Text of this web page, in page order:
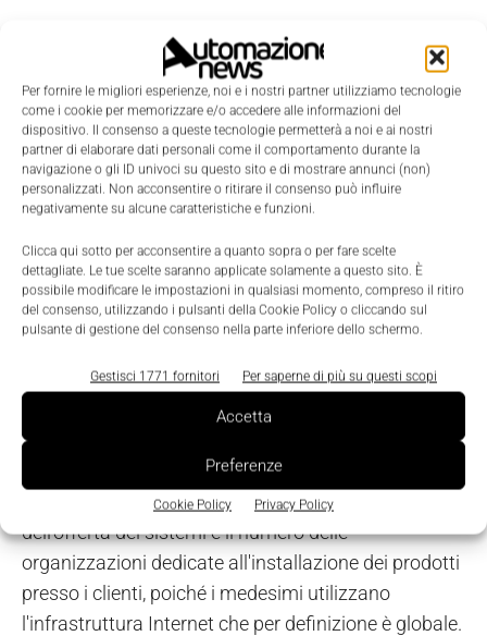
Per fornire le migliori esperienze, noi e i nostri partner utilizziamo tecnologie
come i cookie per memorizzare e/o accedere alle informazioni del
dispositivo. Il consenso a queste tecnologie permetterà a noi e ai nostri
partner di elaborare dati personali come il comportamento durante la
navigazione o gli ID univoci su questo sito e di mostrare annunci (non)
personalizzati. Non acconsentire o ritirare il consenso può influire
negativamente su alcune caratteristiche e funzioni.
Clicca qui sotto per acconsentire a quanto sopra o per fare scelte
dettagliate. Le tue scelte saranno applicate solamente a questo sito. È
possibile modificare le impostazioni in qualsiasi momento, compreso il ritiro
del consenso, utilizzando i pulsanti della Cookie Policy o cliccando sul
pulsante di gestione del consenso nella parte inferiore dello schermo.
Gestisci 1771 fornitori Per saperne di più su questi scopi
Accetta
Preferenze
Cookie Policy Privacy Policy
Quali sono i vantaggi concreti per il sistema
industriale pugliese (e poi per quello globale) che si
attendono dalla nascita di un modello di business
basato su SaaS?
Ci si aspetta vari vantaggi. Alcuni globali. Altri più
modello 'pay per use' consente agli utenti di
informatica di razionalizzare i costi, di rivedere i
propri investimenti con politiche più agili e con
cloud evita immobilizzazioni di capitali per la
realizzazione di datacenter ad hoc, elimina quasi
totalmente il problema dell'obsolescenza
informatica dei macchinari e i costi che ne derivano.
Il SaaS riduce le necessità legate alla localizzazione
dell'offerta dei sistemi e il numero delle
organizzazioni dedicate all'installazione dei prodotti
presso i clienti, poiché i medesimi utilizzano
l'infrastruttura Internet che per definizione è globale.